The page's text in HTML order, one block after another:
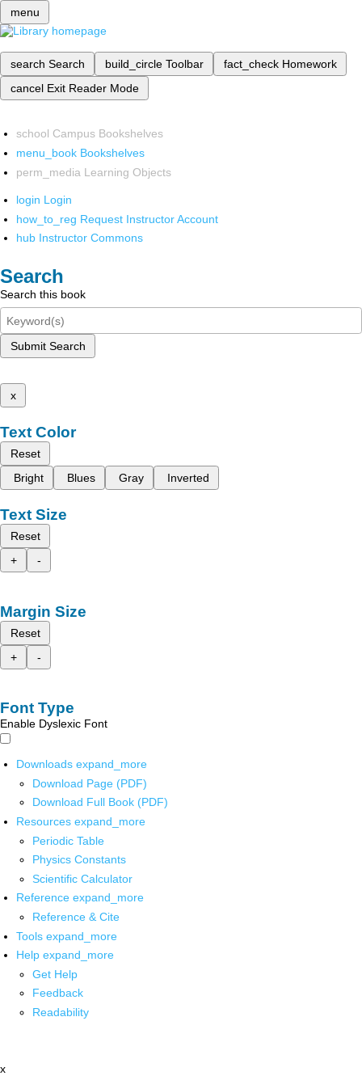
menu
search Search build_circle Toolbar fact_check Homework
cancel Exit Reader Mode
school Campus Bookshelves
menu_book Bookshelves
perm_media Learning Objects
login Login
how_to_reg Request Instructor Account
hub Instructor Commons
Search
Search this book
Submit Search
x
Text Color
Reset
Bright
Blues Gray Inverted
Text Size
Reset
+
-
Margin Size
Reset
+
-
Font Type
Enable Dyslexic Font
Downloads expand_more
Download Page (PDF)
Download Full Book (PDF)
Resources expand_more
Periodic Table
Physics Constants
Scientific Calculator
Reference expand_more
Reference & Cite
Tools expand_more
Help expand_more
Get Help
Feedback
Readability
x